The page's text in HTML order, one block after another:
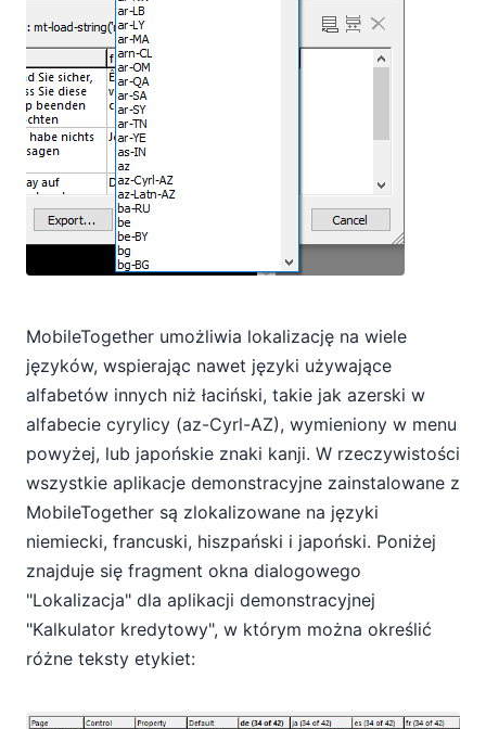
MobileTogether umożliwia lokalizację na wiele
języków, wspierając nawet języki używające
alfabetów innych niż łaciński, takie jak azerski w
alfabecie cyrylicy (az-Cyrl-AZ), wymieniony w menu
powyżej, lub japońskie znaki kanji. W rzeczywistości
wszystkie aplikacje demonstracyjne zainstalowane z
MobileTogether są zlokalizowane na języki
niemiecki, francuski, hiszpański i japoński. Poniżej
znajduje się fragment okna dialogowego
"Lokalizacja" dla aplikacji demonstracyjnej
"Kalkulator kredytowy", w którym można określić
różne teksty etykiet: